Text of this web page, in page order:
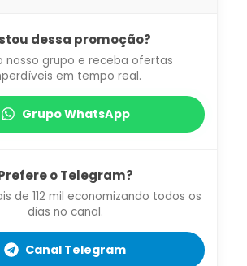
dessa promoção?
nosso grupo e receba ofertas
em tempo real.
Grupo WhatsApp
o Telegram?
de 112 mil economizando todos os
dias no canal.
Canal Telegram